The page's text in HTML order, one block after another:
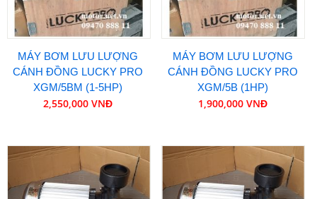
MÁY BƠM LƯU LƯỢNG
CÁNH ĐỒNG LUCKY PRO
XGM/5BM (1-5HP)
2,550,000 VNĐ
MÁY BƠM LƯU LƯỢNG
CÁNH ĐỒNG LUCKY PRO
XGM/5B (1HP)
1,900,000 VNĐ